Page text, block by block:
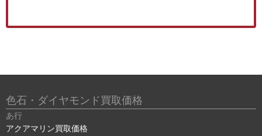
色石・ダイヤモンド買取価格
あ行
アクアマリン買取価格